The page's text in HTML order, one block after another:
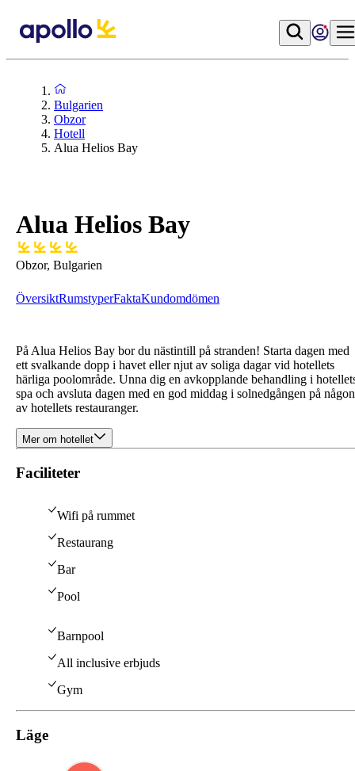
Bulgarien
Obzor
Hotell
Alua Helios Bay
Alua Helios Bay
Obzor, Bulgarien
ÖversiktRumstyperFaktaKundomdömen
På Alua Helios Bay bor du nästintill på stranden! Starta dagen med
ett svalkande dopp i havet eller njut av soliga dagar vid hotellets
härliga poolområde. Unna dig en avkopplande behandling i
spa och avsluta dagen med en god middag i solnedgången på någon
av hotellets restauranger.
Mer om hotellet
Faciliteter
Wifi på rummet
Restaurang
Bar
Pool
Barnpool
All inclusive erbjuds
Gym
Läge